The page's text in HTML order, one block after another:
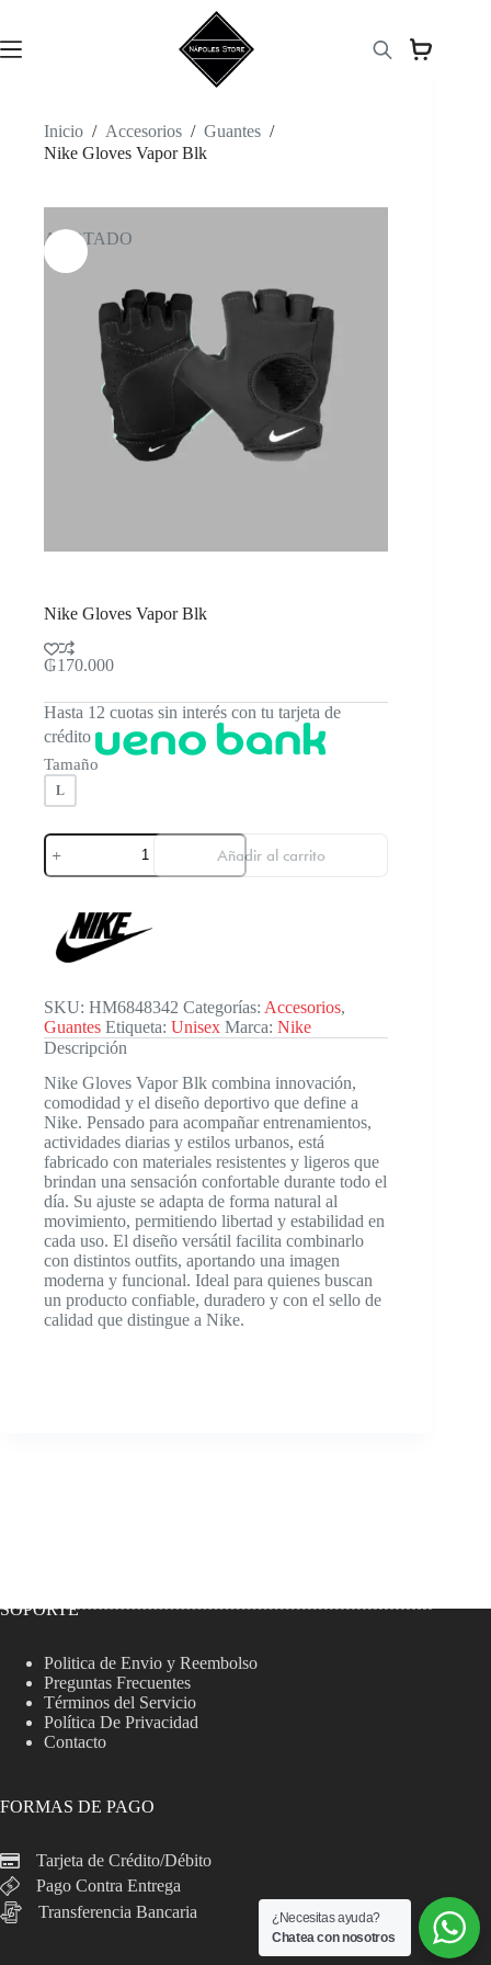
contenido
Inicio / Accesorios / Guantes /
Nike Gloves Vapor Blk
AGOTADO
Nike Gloves Vapor Blk
₲170.000
Hasta 12 cuotas sin interés con tu tarjeta de
crédito
Tamaño
L
Nike
Gloves
Vapor
cantidad
Añadir al carrito
SKU: HM6848342 Categorías: Accesorios,
Guantes Etiqueta: Unisex Marca: Nike
Descripción
Nike Gloves Vapor Blk combina innovación,
comodidad y el diseño deportivo que define a
Nike. Pensado para acompañar entrenamientos,
actividades diarias y estilos urbanos, está
fabricado con materiales resistentes y ligeros que
brindan una sensación confortable durante todo el
día. Su ajuste se adapta de forma natural al
movimiento, permitiendo libertad y estabilidad en
cada uso. El diseño versátil facilita combinarlo
con distintos outfits, aportando una imagen
moderna y funcional. Ideal para quienes buscan
un producto confiable, duradero y con el sello de
calidad que distingue a Nike.
SOPORTE
Politica de Envio y Reembolso
Preguntas Frecuentes
Términos del Servicio
Política De Privacidad
Contacto
FORMAS DE PAGO
Tarjeta de Crédito/Débito
Pago Contra Entrega
Transferencia Bancaria
¿Necesitas ayuda?
Chatea con nosotros